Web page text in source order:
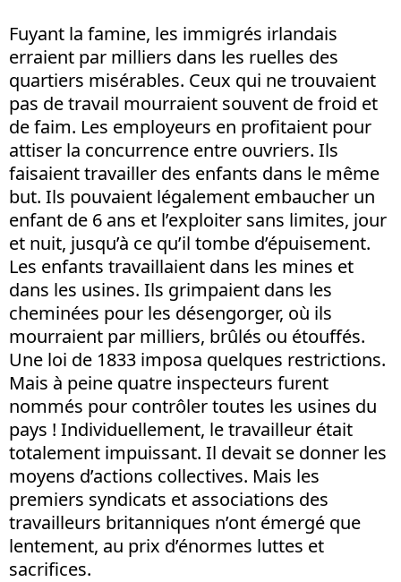
Fuyant la famine, les immigrés irlandais
erraient par milliers dans les ruelles des
quartiers misérables. Ceux qui ne trouvaient
pas de travail mourraient souvent de froid et
de faim. Les employeurs en profitaient pour
attiser la concurrence entre ouvriers. Ils
faisaient travailler des enfants dans le même
but. Ils pouvaient légalement embaucher un
enfant de 6 ans et l’exploiter sans limites, jour
et nuit, jusqu’à ce qu’il tombe d’épuisement.
Les enfants travaillaient dans les mines et
dans les usines. Ils grimpaient dans les
cheminées pour les désengorger, où ils
mourraient par milliers, brûlés ou étouffés.
Une loi de 1833 imposa quelques restrictions.
Mais à peine quatre inspecteurs furent
nommés pour contrôler toutes les usines du
pays ! Individuellement, le travailleur était
totalement impuissant. Il devait se donner les
moyens d’actions collectives. Mais les
premiers syndicats et associations des
travailleurs britanniques n’ont émergé que
lentement, au prix d’énormes luttes et
sacrifices.